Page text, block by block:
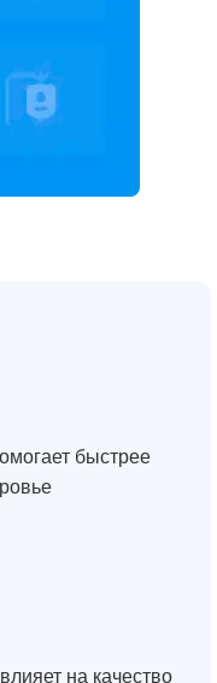
быстрее
на качество